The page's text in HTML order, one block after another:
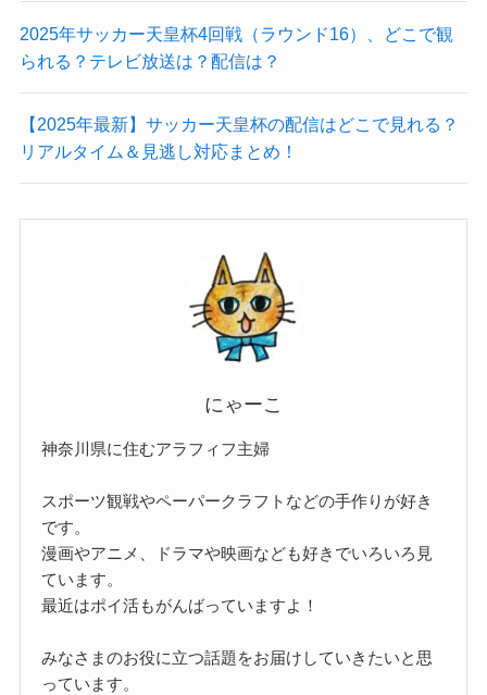
2025年サッカー天皇杯4回戦（ラウンド16）、どこで観
られる？テレビ放送は？配信は？
【2025年最新】サッカー天皇杯の配信はどこで見れる？
リアルタイム＆見逃し対応まとめ！
にゃーこ
神奈川県に住むアラフィフ主婦
スポーツ観戦やペーパークラフトなどの手作りが好き
です。
漫画やアニメ、ドラマや映画なども好きでいろいろ見
ています。
最近はポイ活もがんばっていますよ！
みなさまのお役に立つ話題をお届けしていきたいと思
っています。